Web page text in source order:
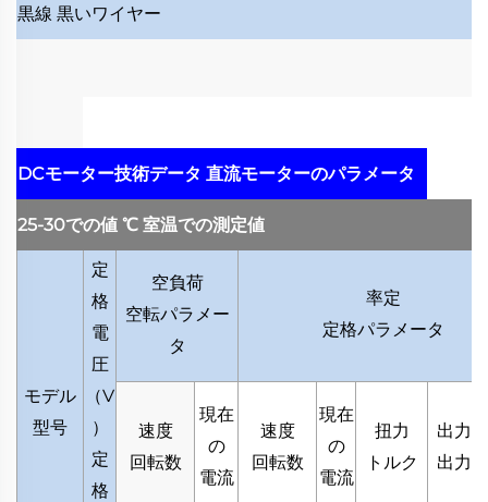
黒線 黒いワイヤー
DCモーター技術データ 直流モーターのパラメータ
25-30での値 ℃ 室温での測定値
モデル
型号
定
格
電
圧
（V
）
定
格
空負荷
空転パラメー
タ
率定
定格パラメータ
速度
回転数
現在
の
電流
速度
回転数
現在
の
電流
扭力
トルク
出力
出力